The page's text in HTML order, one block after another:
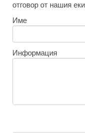
отговор от нашия
Име
Информация